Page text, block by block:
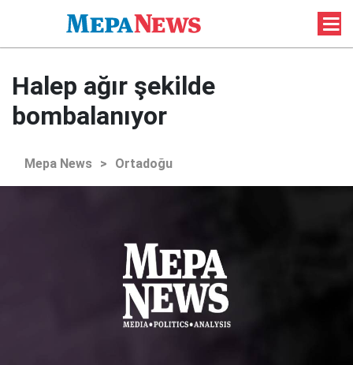
Halep ağır şekilde
bombalanıyor
Mepa News > Ortadoğu